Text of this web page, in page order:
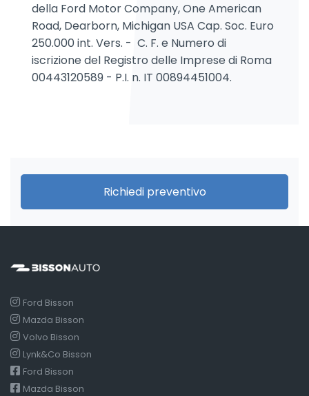
della Ford Motor Company, One American
Road, Dearborn, Michigan USA Cap. Soc. Euro
250.000 int. Vers. - C. F. e Numero di
iscrizione del Registro delle Imprese di Roma
00443120589 - P.I. n. IT 00894451004.
Richiedi preventivo
Ford Bisson
Mazda Bisson
Volvo Bisson
Lynk&Co Bisson
Ford Bisson
Mazda Bisson